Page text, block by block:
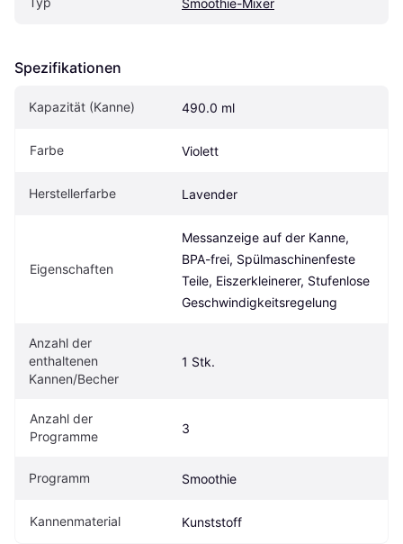
Smoothie-Mixer
Spezifikationen
Kapazität (Kanne) 490.0 ml
Farbe Violett
Herstellerfarbe Lavender
Eigenschaften
Messanzeige auf der Kanne,
BPA-frei, Spülmaschinenfeste
Teile, Eiszerkleinerer, Stufenlose
Geschwindigkeitsregelung
Anzahl der
enthaltenen
Kannen/Becher
1 Stk.
Anzahl der
Programme
3
Programm Smoothie
Kannenmaterial Kunststoff